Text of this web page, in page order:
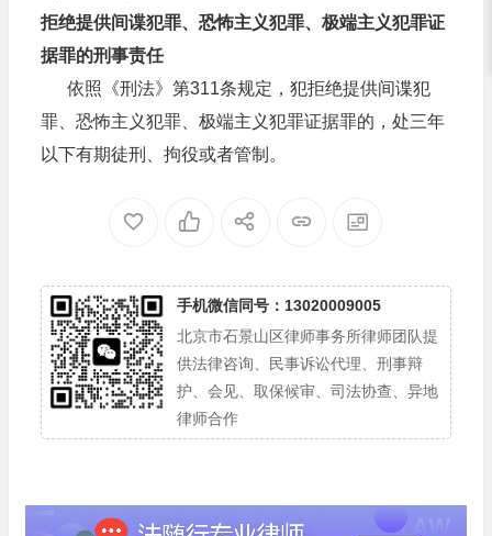
拒绝提供间谍犯罪、恐怖主义犯罪、极端主义犯罪证
据罪的刑事责任
依照《刑法》第311条规定，犯拒绝提供间谍犯
罪、恐怖主义犯罪、极端主义犯罪证据罪的，处三年
以下有期徒刑、拘役或者管制。
手机微信同号：13020009005
北京市石景山区律师事务所律师团队提
供法律咨询、民事诉讼代理、刑事辩
护、会见、取保候审、司法协查、异地
律师合作